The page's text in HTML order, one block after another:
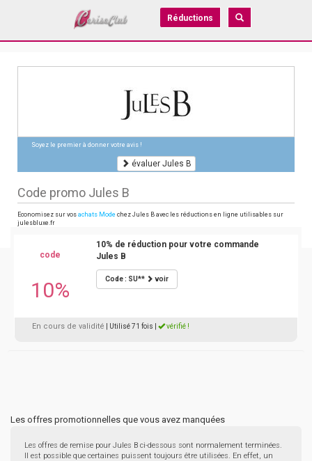
Réductions
Soyez le premier à donner votre avis !
évaluer Jules B
Code promo Jules B
Economisez sur vos achats Mode chez Jules B avec les réductions en ligne utilisables sur
julesbluxe.fr
code
10%
10% de réduction pour votre commande
Jules B
Code : SU** voir
En cours de validité | Utilisé 71 fois vérifié !
Les offres promotionnelles que vous avez manquées
Les offres de remise pour Jules B ci-dessous sont normalement terminées.
Il est possible que certaines puissent toujours être utilisées. En effet, un